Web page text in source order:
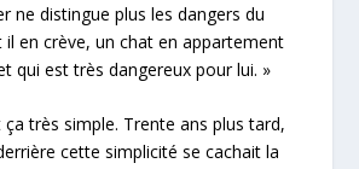
ne distingue plus les dangers du
en crève, un chat en appartement
qui est très dangereux pour lui. »
ça très simple. Trente ans plus tard,
cette simplicité se cachait la